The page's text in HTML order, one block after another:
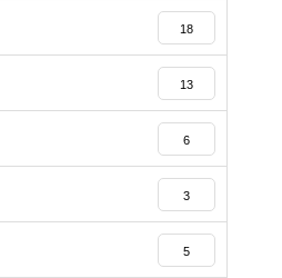
18
13
6
3
5